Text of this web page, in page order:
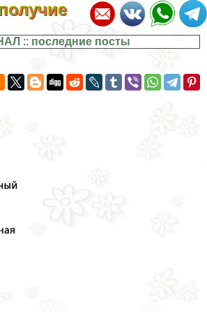
:: последние посты